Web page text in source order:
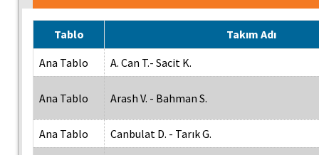
Tablo
Takım Adı
Ana Tablo
A. Can T.- Sacit K.
Ana Tablo Arash V. - Bahman S.
Ana Tablo Canbulat D. - Tarık G.